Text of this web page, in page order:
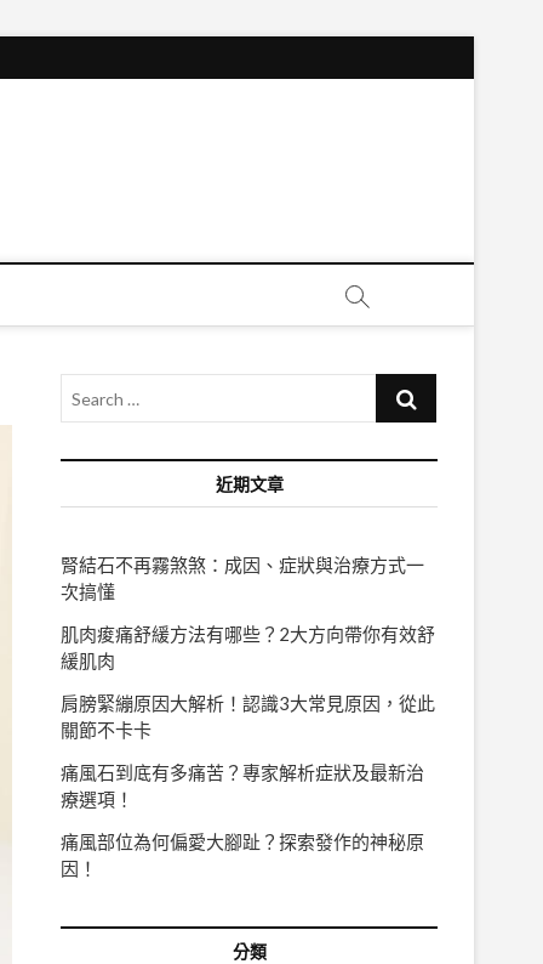
Search
近期文章
腎結石不再霧煞煞：成因、症狀與治療方式一
次搞懂
肌肉痠痛舒緩方法有哪些？2大方向帶你有效舒
緩肌肉
肩膀緊繃原因大解析！認識3大常見原因，從此
關節不卡卡
痛風石到底有多痛苦？專家解析症狀及最新治
療選項！
痛風部位為何偏愛大腳趾？探索發作的神秘原
因！
分類